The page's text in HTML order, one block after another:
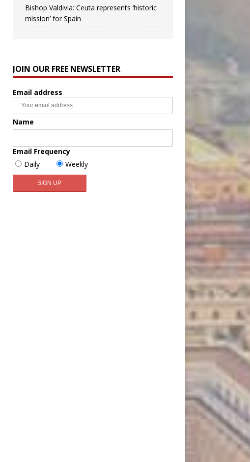
Bishop Valdivia: Ceuta represents ‘historic
mission’ for Spain
JOIN OUR FREE NEWSLETTER
Email address
Name
Email Frequency
Daily
Weekly